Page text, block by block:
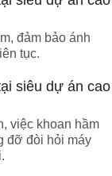
đảm bảo ánh
tục.
việc khoan hầm
đỡ đòi hỏi máy